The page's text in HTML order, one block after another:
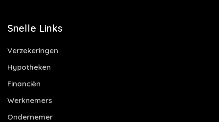
Snelle Links
Verzekeringen
Hypotheken
Financiën
Werknemers
Ondernemer